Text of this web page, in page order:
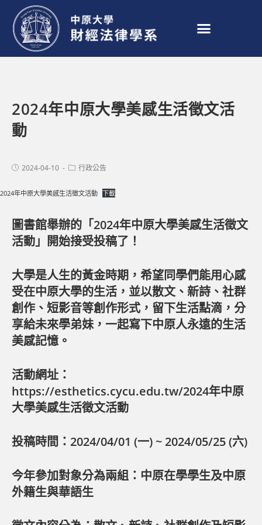
2024年中原大學美感生活徵文活
動
2024-04-10 行政公告
2024年中原大學美感生活徵文活動 下載
圖書館舉辦的「2024年中原大學美感生活徵文
活動」開始接受投稿了！
大學是人生的黃金時期，希望同學們能用心感
受在中原大學的生活，並以散文、新詩、社群
創作、短影音等創作形式，留下生活點滴，分
享給未來學弟妹，一起寫下中原人永遠的生活
美感記憶。
活動網址：
https://esthetics.cycu.edu.tw/2024年中原
大學美感生活徵文活動
投稿時間：2024/04/01 (一) ~ 2024/05/25 (六)
今年參加對象分為兩組：中原在學學生及中原
外籍生與華語生